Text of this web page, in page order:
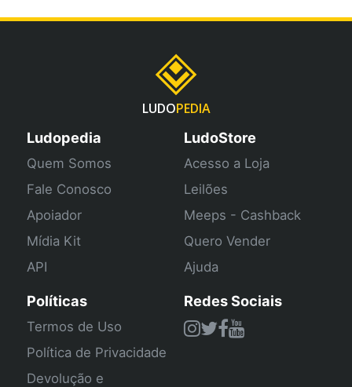
LUDOPEDIA
Ludopedia
Quem Somos
Fale Conosco
Apoiador
Mídia Kit
API
LudoStore
Acesso a Loja
Leilões
Meeps - Cashback
Quero Vender
Ajuda
Políticas
Termos de Uso
Política de Privacidade
Devolução e
Redes Sociais